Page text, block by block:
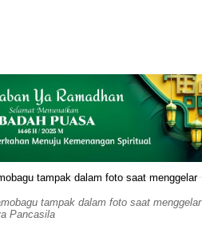
tampak dalam foto saat menggelar
Pancasila